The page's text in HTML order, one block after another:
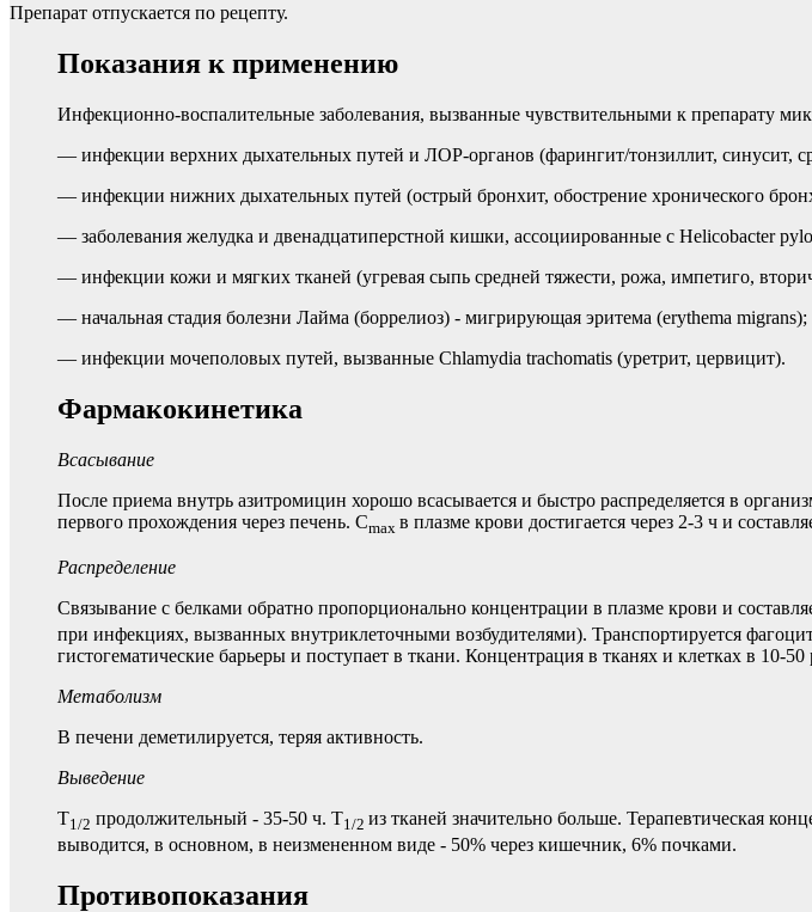
Препарат отпускается по рецепту.
Показания к применению
Инфекционно-воспалительные заболевания, вызванные чувствительными к препарату
— инфекции верхних дыхательных путей и ЛОР-органов (фарингит/тонзиллит, синусит,
— инфекции нижних дыхательных путей (острый бронхит, обострение хронического
— заболевания желудка и двенадцатиперстной кишки, ассоциированные с Helicobacter
— инфекции кожи и мягких тканей (угревая сыпь средней тяжести, рожа, импетиго,
— начальная стадия болезни Лайма (боррелиоз) - мигрирующая эритема (erythema migrans);
— инфекции мочеполовых путей, вызванные Chlamydia trachomatis (уретрит, цервицит).
Фармакокинетика
Всасывание
После приема внутрь азитромицин хорошо всасывается и быстро распределяется в
первого прохождения через печень. Cmax в плазме крови достигается через 2-3 ч и
Распределение
Связывание с белками обратно пропорционально концентрации в плазме крови и
при инфекциях, вызванных внутриклеточными возбудителями). Транспортируется
гистогематические барьеры и поступает в ткани. Концентрация в тканях и клетках в
Метаболизм
В печени деметилируется, теряя активность.
Выведение
T1/2 продолжительный - 35-50 ч. T1/2 из тканей значительно больше. Терапевтическая
выводится, в основном, в неизмененном виде - 50% через кишечник, 6% почками.
Противопоказания